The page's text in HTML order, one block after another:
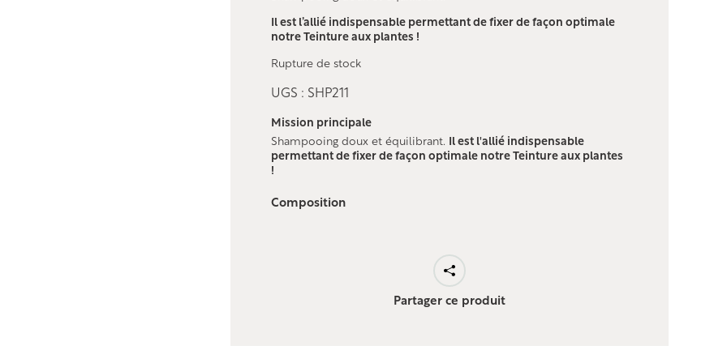
Il est l’allié indispensable permettant de fixer de façon optimale
notre Teinture aux plantes !
Rupture de stock
UGS : SHP211
Mission principale
Shampooing doux et équilibrant. Il est l'allié indispensable
permettant de fixer de façon optimale notre Teinture aux plantes
!
Composition
Partager ce produit